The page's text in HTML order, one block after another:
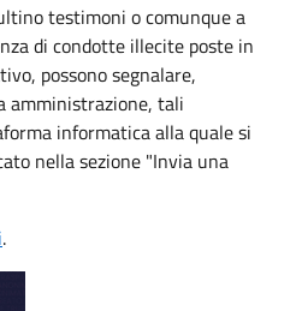
testimoni o comunque a
di condotte illecite poste in
possono segnalare,
amministrazione, tali
informatica alla quale si
nella sezione "Invia una
.